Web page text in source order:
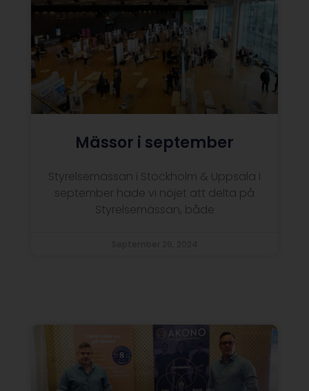
Mässor i september
Styrelsemässan i Stockholm & Uppsala I
september hade vi nöjet att delta på
Styrelsemässan, både